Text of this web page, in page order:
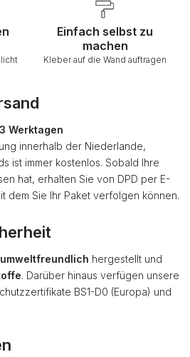
Einfach selbst zu
machen
Kleber auf die Wand auftragen
Werktagen
innerhalb der Niederlande,
ist immer kostenlos. Sobald Ihre
hat, erhalten Sie von DPD per E-
dem Sie Ihr Paket verfolgen können.
umweltfreundlich hergestellt und
. Darüber hinaus verfügen unsere
BS1-D0 (Europa) und